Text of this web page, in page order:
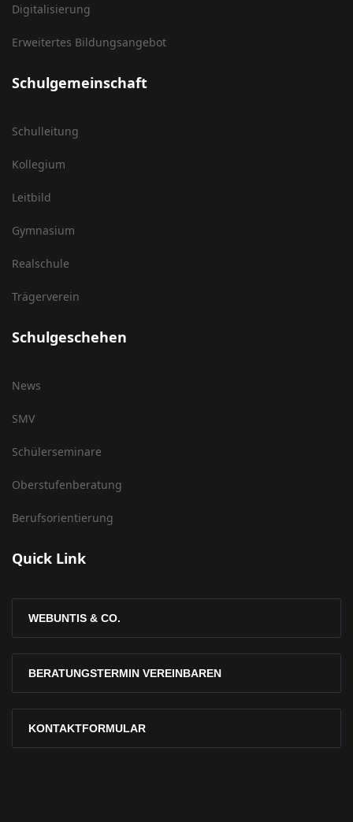
Digitalisierung
Erweitertes Bildungsangebot
Schulgemeinschaft
Schulleitung
Kollegium
Leitbild
Gymnasium
Realschule
Trägerverein
Schulgeschehen
News
SMV
Schülerseminare
Oberstufenberatung
Berufsorientierung
Quick Link
WEBUNTIS & CO.
BERATUNGSTERMIN VEREINBAREN
KONTAKTFORMULAR